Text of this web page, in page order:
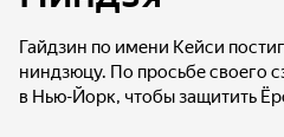
Гайдзин по имени Кейси
ниндзюцу. По просьбе своего
в Нью-Йорк, чтобы защитить